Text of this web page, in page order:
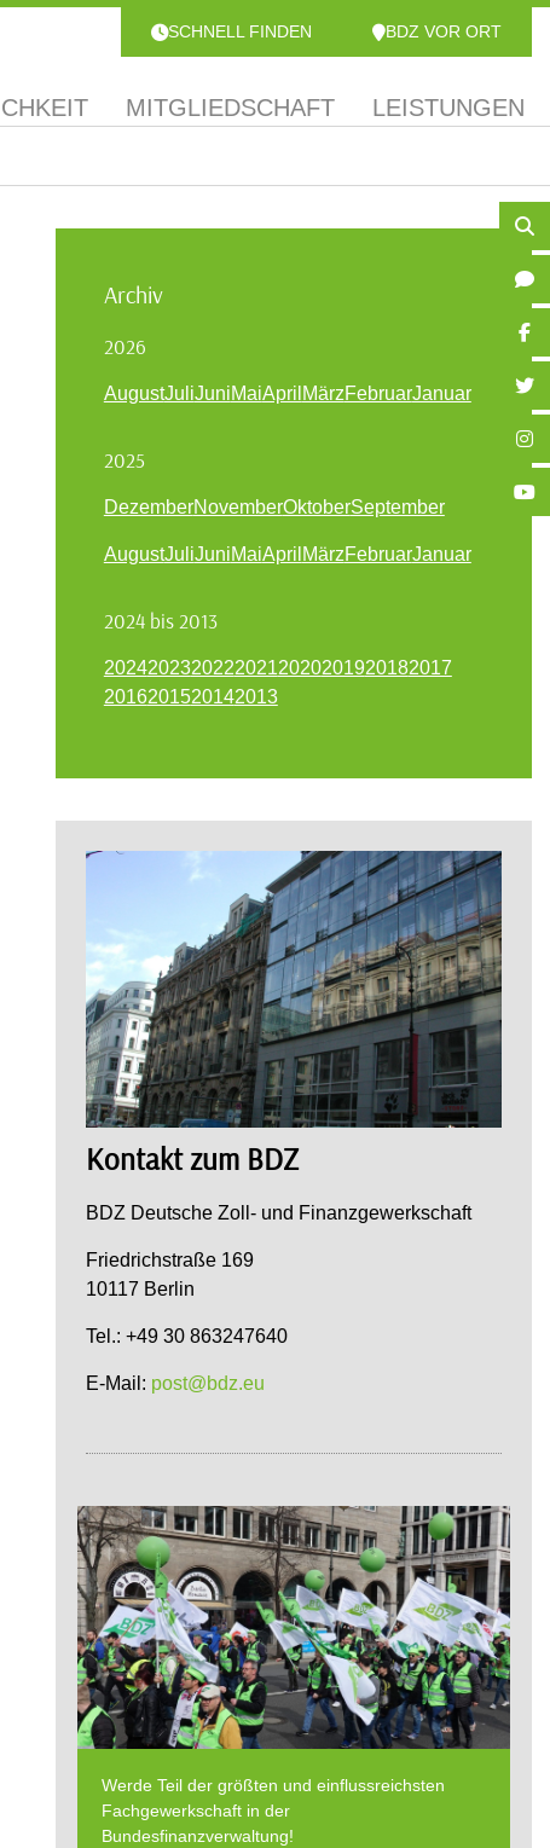
SCHNELL FINDEN BDZ VOR ORT
MITGLIEDSCHAFT LEISTUNGEN
Archiv
2026
AugustJuliJuniMaiApril MärzFebruarJanuar
2025
DezemberNovemberOktoberSeptember
AugustJuliJuniMaiApril MärzFebruarJanuar
2024 bis 2013
20242023202220212020201920182017
2016201520142013
Kontakt zum BDZ
BDZ Deutsche Zoll- und Finanzgewerkschaft
Friedrichstraße 169
10117 Berlin
Tel.: +49 30 863247640
E-Mail: post@bdz.eu
Werde Teil der größten und einflussreichsten
Fachgewerkschaft in der
Bundesfinanzverwaltung!